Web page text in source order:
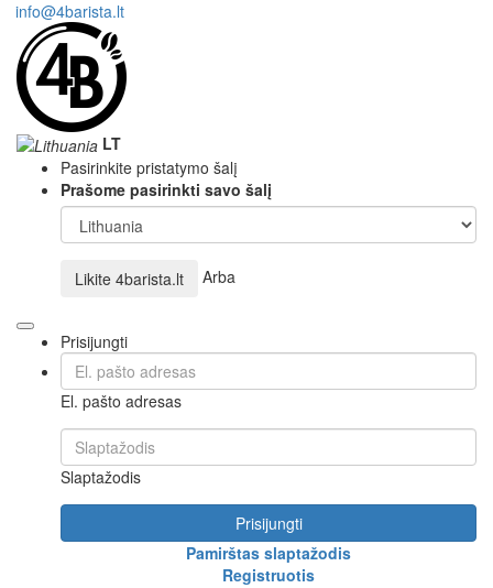
info@4barista.lt
LT
Pasirinkite pristatymo šalį
Prašome pasirinkti savo šalį
Likite 4barista.lt Arba
Prisijungti
El. pašto adresas
Slaptažodis
Prisijungti
Pamirštas slaptažodis
Registruotis